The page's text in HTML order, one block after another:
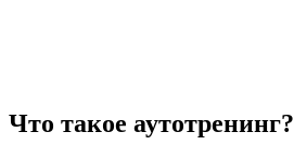
Что такое аутотренинг?